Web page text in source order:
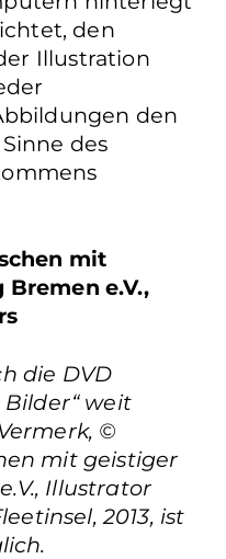
den
Illustration
den
des
mit
e.V.,
die DVD
Bilder“ weit
©
mit geistiger
Illustrator
2013, ist